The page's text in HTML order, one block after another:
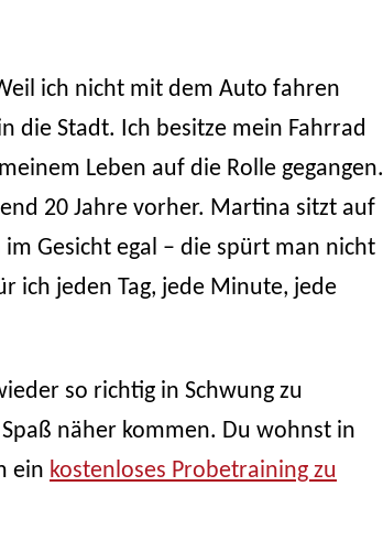
ich nicht mit dem Auto fahren
Stadt. Ich besitze mein Fahrrad
Leben auf die Rolle gegangen.
20 Jahre vorher. Martina sitzt auf
Gesicht egal – die spürt man nicht
ich jeden Tag, jede Minute, jede
so richtig in Schwung zu
näher kommen. Du wohnst in
ein kostenloses Probetraining zu